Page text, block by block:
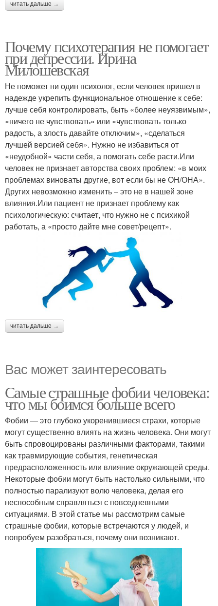
читать дальше →
Почему психотерапия не помогает
при депрессии. Ирина
Милошевская
Не поможет ни один психолог, если человек пришел в
надежде укрепить функциональное отношение к себе:
лучше себя контролировать, быть «более неуязвимым»,
«ничего не чувствовать» или «чувствовать только
радость, а злость давайте отключим», «сделаться
лучшей версией себя». Нужно не избавиться от
«неудобной» части себя, а помогать себе расти.Или
человек не признает авторства своих проблем: «в моих
проблемах виноваты другие, вот если бы не ОН/ОНА».
Других невозможно изменить – это не в нашей зоне
влияния.Или пациент не признает проблему как
психологическую: считает, что нужно не с психикой
работать, а «просто дайте мне совет/рецепт».
читать дальше →
Вас может заинтересовать
Самые страшные фобии человека:
что мы боимся больше всего
Фобии — это глубоко укоренившиеся страхи, которые
могут существенно влиять на жизнь человека. Они могут
быть спровоцированы различными факторами, такими
как травмирующие события, генетическая
предрасположенность или влияние окружающей среды.
Некоторые фобии могут быть настолько сильными, что
полностью парализуют волю человека, делая его
неспособным справляться с повседневными
ситуациями. В этой статье мы рассмотрим самые
страшные фобии, которые встречаются у людей, и
попробуем разобраться, почему они возникают.